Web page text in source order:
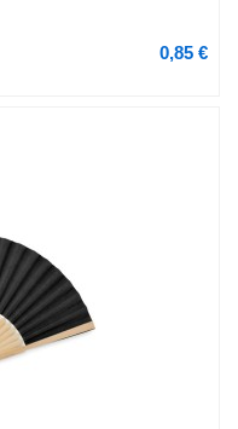
0,85 €